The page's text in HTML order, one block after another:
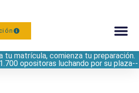
tu matrícula, comienza tu preparación.
opositoras luchando por su plaza--